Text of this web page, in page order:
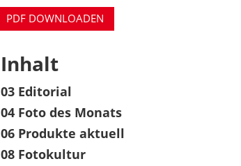
PDF DOWNLOADEN
Inhalt
03 Editorial
04 Foto des Monats
06 Produkte aktuell
08 Fotokultur